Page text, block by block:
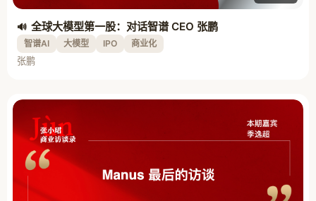
全球大模型第一股：对话智谱 CEO 张鹏
智谱AI 大模型 IPO 商业化
张鹏